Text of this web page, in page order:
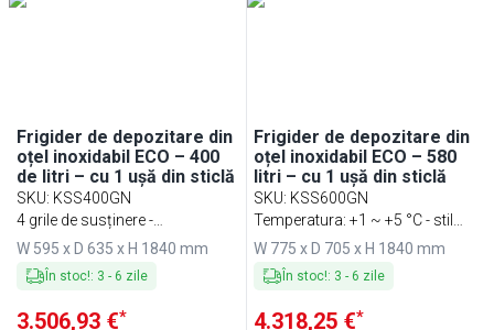
Frigider de depozitare din
oțel inoxidabil ECO – 400
de litri – cu 1 ușă din sticlă
SKU: KSS400GN
4 grile de susținere -
Temperatură 0 ~ +8 °C
W 595 x D 635 x H 1840 mm
În stoc!: 3 - 6 zile
3.506,93 €*
Frigider de depozitare din
oțel inoxidabil ECO – 580
litri – cu 1 ușă din sticlă
SKU: KSS600GN
Temperatura: +1 ~ +5 °C - stil
american
W 775 x D 705 x H 1840 mm
În stoc!: 3 - 6 zile
4.318,25 €*